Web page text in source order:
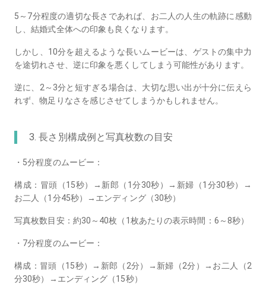
5～7分程度の適切な長さであれば、お二人の人生の軌跡に感動
し、結婚式全体への印象も良くなります。
しかし、10分を超えるような長いムービーは、ゲストの集中力
を途切れさせ、逆に印象を悪くしてしまう可能性があります。
逆に、2～3分と短すぎる場合は、大切な思い出が十分に伝えら
れず、物足りなさを感じさせてしまうかもしれません。
3. 長さ別構成例と写真枚数の目安
・5分程度のムービー：
構成：冒頭（15秒）→新郎（1分30秒）→新婦（1分30秒）→
お二人（1分45秒）→エンディング（30秒）
写真枚数目安：約30～40枚（1枚あたりの表示時間：6～8秒）
・7分程度のムービー：
構成：冒頭（15秒）→新郎（2分）→新婦（2分）→お二人（2
分30秒）→エンディング（15秒）